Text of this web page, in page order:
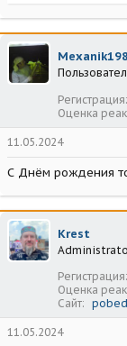
а
к
ц
и
и
Регистрация
Оценка
11.05.2024
С Днём рождения
Krest
Регистрация
Оценка
Сайт
11.05.2024